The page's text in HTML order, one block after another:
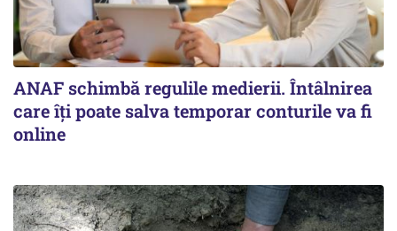
ANAF schimbă regulile medierii. Întâlnirea
care îți poate salva temporar conturile va fi
online